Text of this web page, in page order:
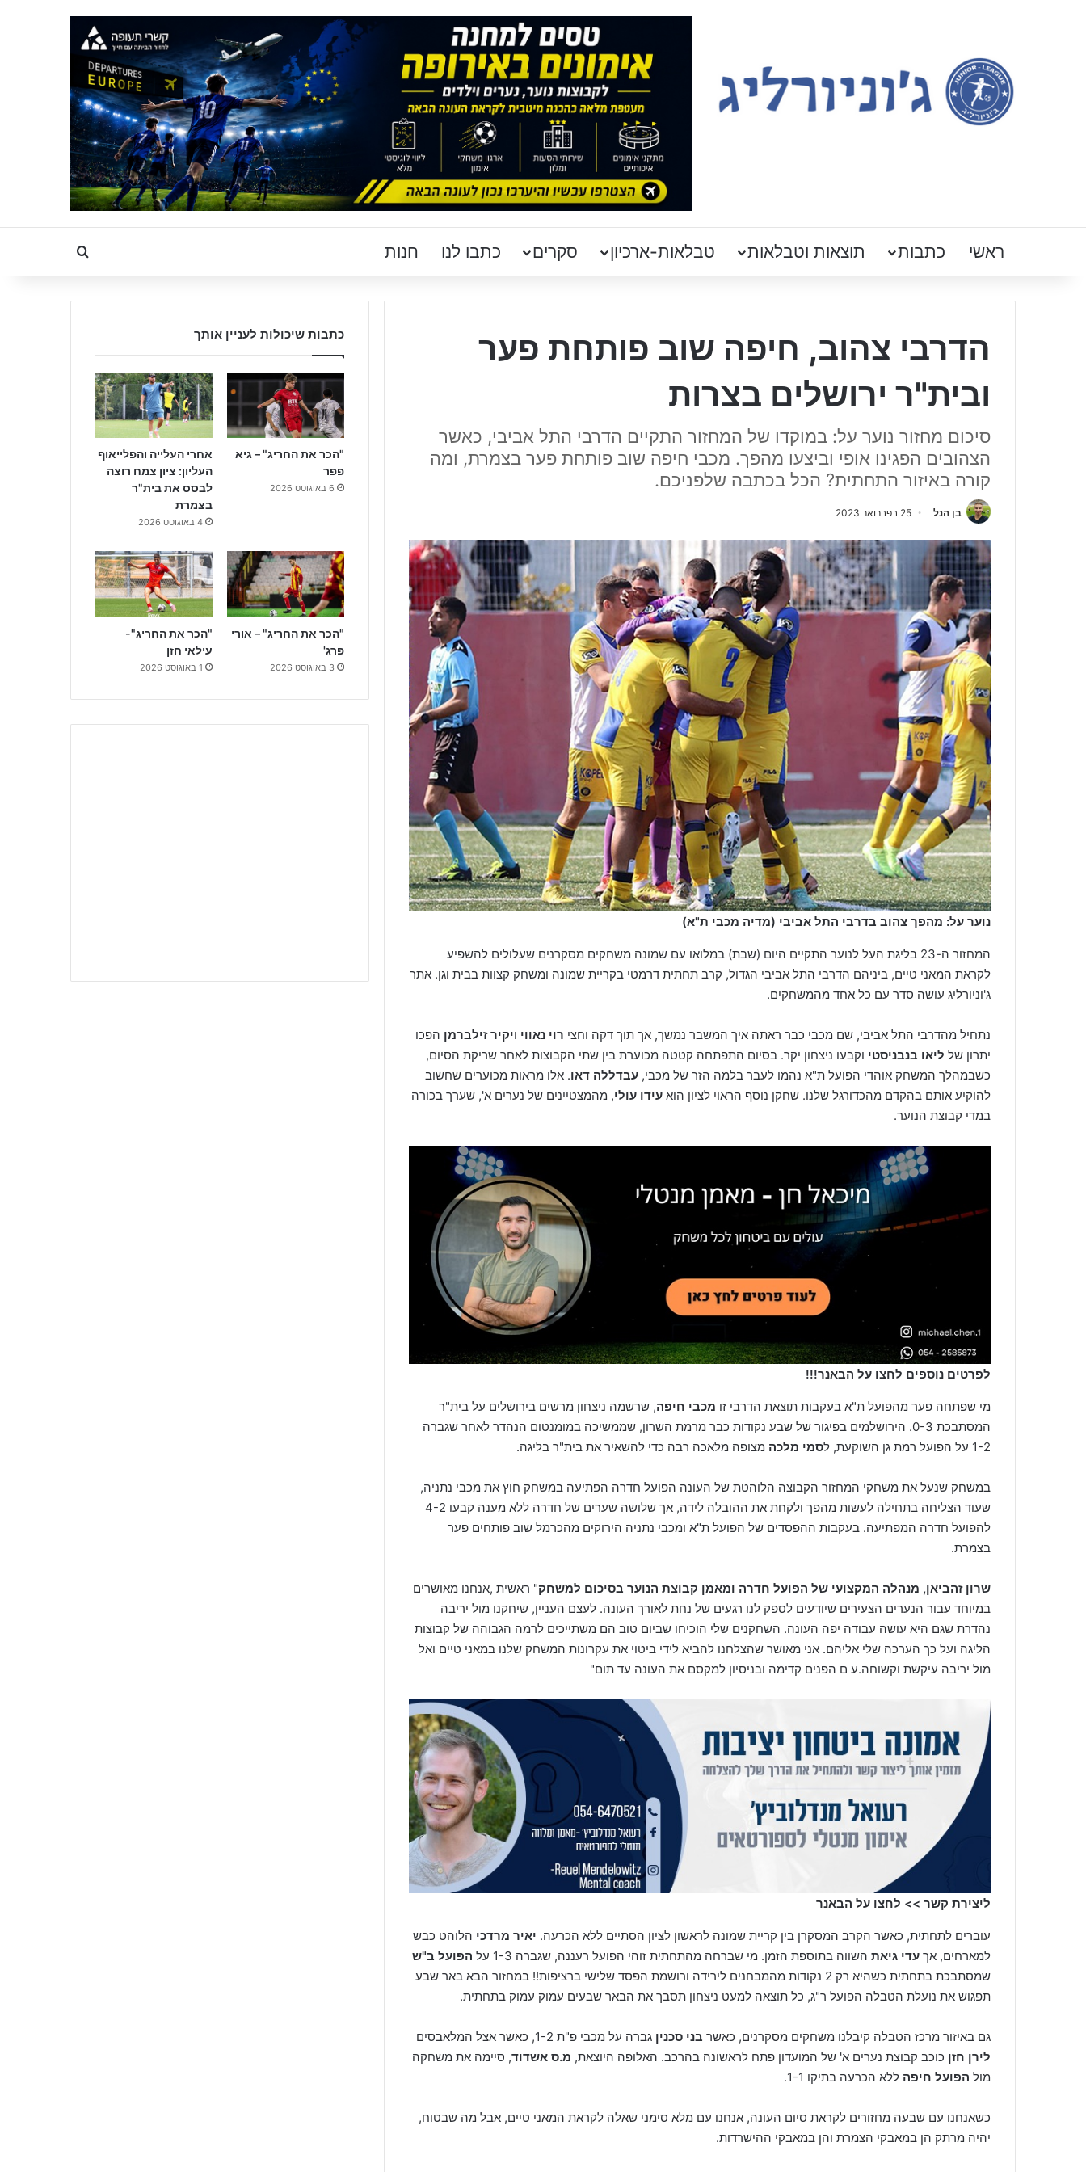
ראשי כתבות תוצאות וטבלאות טבלאות-ארכיון סקרים כתבו לנו חנות Search for
הדרבי צהוב, חיפה שוב פותחת פער
ובית"ר ירושלים בצרות
סיכום מחזור נוער על: במוקדו של המחזור התקיים הדרבי התל אביבי, כאשר
הצהובים הפגינו אופי וביצעו מהפך. מכבי חיפה שוב פותחת פער בצמרת, ומה
קורה באיזור התחתית? הכל בכתבה שלפניכם.
בן הנל 25 בפברואר 2023
נוער על: מהפך צהוב בדרבי התל אביבי (מדיה מכבי ת"א)
המחזור ה-23 בליגת העל לנוער התקיים היום (שבת) במלואו עם שמונה משחקים מסקרנים שעלולים להשפיע
לקראת המאני טיים, ביניהם הדרבי התל אביבי הגדול, קרב תחתית דרמטי בקריית שמונה ומשחק קצוות בבית וגן. אתר
ג'וניורליג עושה סדר עם כל אחד מהמשחקים.
נתחיל מהדרבי התל אביבי, שם מכבי כבר ראתה איך המשבר נמשך, אך תוך דקה וחצי רוי נאווי ויקיר זילברמן הפכו
יתרון של ליאו בנבניסטי וקבעו ניצחון יקר. בסיום התפתחה קטטה מכוערת בין שתי הקבוצות לאחר שריקת הסיום,
כשבמהלך המשחק אוהדי הפועל ת"א נהמו לעבר בלמה הזר של מכבי, עבדללה דאו. אלו מראות מכוערים שחשוב
להוקיע אותם בהקדם מהכדורגל שלנו. שחקן נוסף הראוי לציון הוא עידו עולי, מהמצטיינים של נערים א', שערך בכורה
במדי קבוצת הנוער.
לפרטים נוספים לחצו על הבאנר!!!
מי שפתחה פער מהפועל ת"א בעקבות תוצאת הדרבי זו מכבי חיפה, שרשמה ניצחון מרשים בירושלים על בית"ר
המסתבכת 0-3. הירושלמים בפיגור של שבע נקודות כבר מרמת השרון, שממשיכה במומנטום הנהדר לאחר שגברה
1-2 על הפועל רמת גן השוקעת, ל
סמי מלכה מצופה מלאכה רבה כדי להשאיר את בית"ר בליגה.
במשחק שנעל את משחקי המחזור הקבוצה הלוהטת של העונה הפועל חדרה הפתיעה במשחק חוץ את מכבי נתניה,
שעוד הצליחה בתחילה לעשות מהפך ולקחת את ההובלה לידה, אך שלושה שערים של חדרה ללא מענה קבעו 4-2
להפועל חדרה המפתיעה. בעקבות ההפסדים של הפועל ת"א ומכבי נתניה הירוקים מהכרמל שוב פותחים פער
בצמרת.
שרון זהביאן, מנהלה המקצועי של הפועל חדרה ומאמן קבוצת הנוער בסיכום למשחק" ראשית ,אנחנו מאושרים
במיוחד עבור הנערים הצעירים שיודעים לספק לנו רגעים של נחת לאורך העונה. לעצם העניין, שיחקנו מול יריבה
נהדרת שגם היא עושה עבודה יפה העונה. השחקנים שלי הוכיחו שביום טוב הם משתייכים לרמה הגבוהה של קבוצות
הליגה ועל כך הערכה שלי אליהם. אני מאושר שהצלחנו להביא לידי ביטוי את עקרונות המשחק שלנו במאני טיים ואל
מול יריבה עיקשת וקשוחה.ע ם הפנים קדימה ובניסיון למקסם את העונה עד תום"
ליצירת קשר >> לחצו על הבאנר
עוברים לתחתית, כאשר הקרב המסקרן בין קריית שמונה לראשון לציון הסתיים ללא הכרעה. יאיר מרדכי הלוהט כבש
למארחים, אך עדי גיאת השווה בתוספת הזמן. מי שברחה מהתחתית זוהי הפועל רעננה, שגברה 1-3 על
הפועל ב"ש
שמסתבכת בתחתית כשהיא רק 2 נקודות מהמבחנים לירידה ורושמת הפסד שלישי ברציפות!! במחזור הבא באר שבע
תפגוש את נועלת הטבלה הפועל ר"ג, כל תוצאה למעט ניצחון תסבך את הבאר שבעים עמוק עמוק בתחתית.
גם באיזור מרכז הטבלה קיבלנו משחקים מסקרנים, כאשר בני סכנין גברה על מכבי פ"ת 1-2, כאשר אצל המלאבסים
לירן חזן כוכב קבוצת נערים א' של המועדון פתח לראשונה בהרכב. האלופה היוצאת, מ.ס אשדוד, סיימה את משחקה
מול הפועל חיפה ללא הכרעה בתיקו 1-1.
כשאנחנו עם שבעה מחזורים לקראת סיום העונה, אנחנו עם מלא סימני שאלה לקראת המאני טיים, אבל מה שבטוח,
יהיה מרתק הן במאבקי הצמרת והן במאבקי ההישרדות.
כתבות שיכולות לעניין אותך
"הכר את החריג" – גיא
פפר
6 באוגוסט 2026
אחרי העלייה והפלייאוף
העליון: ציון צמח רוצה
לבסס את בית"ר
בצמרת
4 באוגוסט 2026
"הכר את החריג" – אורי
פרג'
3 באוגוסט 2026
"הכר את החריג"-
עילאי חזן
1 באוגוסט 2026